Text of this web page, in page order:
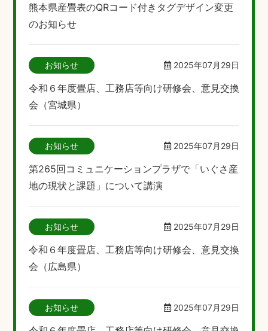
熊本県産畳表のQRコード付きタグデザイン変更
のお知らせ
お知らせ 2025年07月29日
令和６年度畳店、工務店等向け研修会、意見交換
会（宮城県）
お知らせ 2025年07月29日
第265回コミュニケーションプラザで「いぐさ産
地の現状と課題」について講演
お知らせ 2025年07月29日
令和６年度畳店、工務店等向け研修会、意見交換
会（広島県）
お知らせ 2025年07月29日